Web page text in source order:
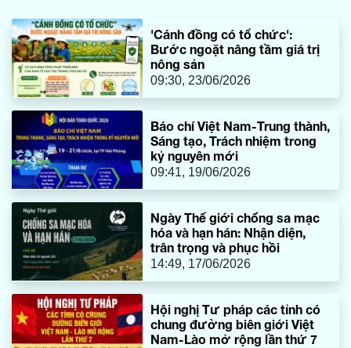
'Cánh đồng có tổ chức':
Bước ngoặt nâng tầm giá trị
nông sản
09:30, 23/06/2026
Báo chí Việt Nam-Trung thành,
Sáng tạo, Trách nhiệm trong
kỷ nguyên mới
09:41, 19/06/2026
Ngày Thế giới chống sa mạc
hóa và hạn hán: Nhận diện,
trân trọng và phục hồi
14:49, 17/06/2026
Hội nghị Tư pháp các tỉnh có
chung đường biên giới Việt
Nam-Lào mở rộng lần thứ 7